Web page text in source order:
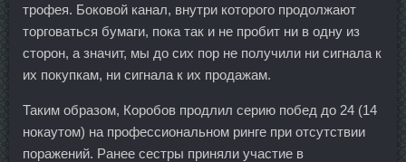
трофея. Боковой канал, внутри которого продолжают
торговаться бумаги, пока так и не пробит ни в одну из
сторон, а значит, мы до сих пор не получили ни сигнала к
их покупкам, ни сигнала к их продажам.
Таким образом, Коробов продлил серию побед до 24 (14
нокаутом) на профессиональном ринге при отсутствии
поражений. Ранее сестры приняли участие в